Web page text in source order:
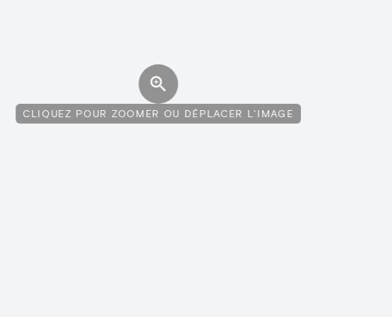
CLIQUEZ POUR ZOOMER OU DÉPLACER L'IMAGE